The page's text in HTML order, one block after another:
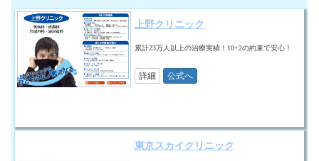
上野クリニック
累計23万人以上の治療実績！10+2の約束で安心！
詳細 公式へ
東京スカイクリニック